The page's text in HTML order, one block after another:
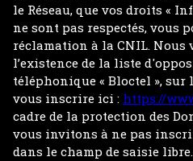
le Réseau, que vos droits «
ne sont pas respectés, vous
réclamation à la CNIL. Nous
l’existence de la liste
téléphonique « Bloctel », sur
vous inscrire ici : https://
cadre de la protection des
vous invitons à ne pas
dans le champ de saisie libre.